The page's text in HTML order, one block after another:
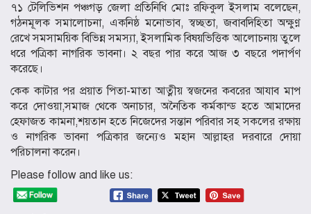
৭১ টেলিভিশন পঞ্চগড় জেলা প্রতিনিধি মোঃ রফিকুল ইসলাম বলেছেন,
গঠনমূলক সমালোচনা, একনিষ্ঠ মনোভাব, স্বচ্ছতা, জবাবদিহিতা অক্ষুণ্ণ
রেখে সমসাময়িক বিভিন্ন সমস্যা, ইসলামিক বিষয়ভিত্তিক আলোচনায় তুলে
ধরে পত্রিকা নাগরিক ভাবনা। ২ বছর পার করে আজ ৩ বছরে পদার্পণ
করেছে।
কেক কাটার পর প্রয়াত পিতা-মাতা আত্নীয় স্বজনের কবরের আযাব মাপ
করে দােওয়া,সমাজ থেকে অনাচার, অনৈতিক কর্মকান্ড হতে আমাদের
হেফাজত কামনা,শয়তান হতে নিজেদের সন্তান পরিবার সহ সকলের রক্ষায়
ও নাগরিক ভাবনা পত্রিকার জন্যেও মহান আল্লাহর দরবারে দোয়া
পরিচালনা করেন।
Please follow and like us: